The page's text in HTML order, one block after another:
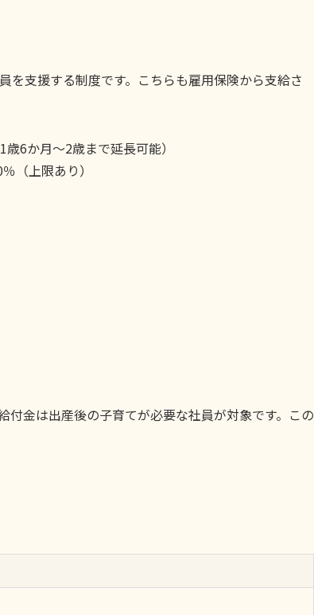
を支援する制度です。こちらも雇用保険から支給さ
6か月〜2歳まで延長可能）
（上限あり）
金は出産後の子育てが必要な社員が対象です。この